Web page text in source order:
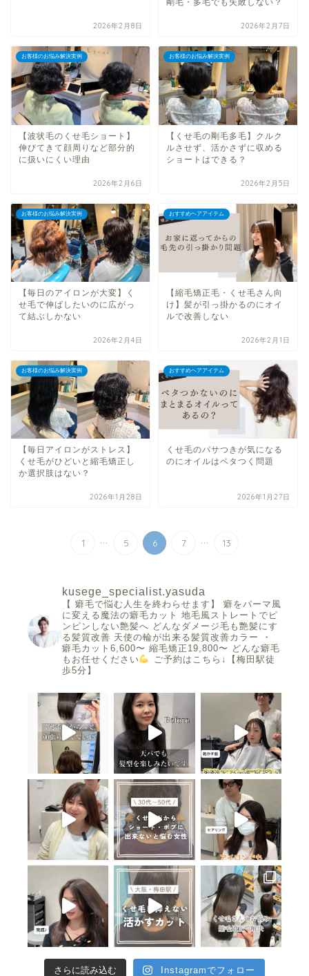
2026年2月8日
剛毛・多毛でも失敗しない？
2026年2月7日
お客様のお悩み解決実例
【波状毛のくせ毛ショート】
伸びてきて顔周りなど部分的
に扱いにくい理由
2026年2月6日
お客様のお悩み解決実例
【くせ毛の剛毛多毛】クルク
ルさせず、活かさずに収める
ショートはできる？
2026年2月5日
お客様のお悩み解決実例
【毎日のアイロンが大変】く
せ毛で伸ばしたいのに広がっ
て結ぶしかない
2026年2月4日
おすすめヘアアイテム
【縮毛矯正毛・くせ毛さん向
け】髪が引っ掛かるのにオイ
ルで改善しない
2026年2月1日
お客様のお悩み解決実例
【毎日アイロンがストレス】
くせ毛がひどいと縮毛矯正し
か選択肢はない？
2026年1月28日
おすすめヘアアイテム
くせ毛のパサつきが気になる
のにオイルはベタつく問題
2026年1月27日
1 ... 5 6 7 ... 13
kusege_specialist.yasuda
【 癖毛で悩む人生を終わらせます】
癖をパーマ風
に変える魔法の癖毛カット 地毛風ストレートでピ
ンピンしない艶髪へ どんなダメージ毛も艶髪にす
る髪質改善 天使の輪が出来る髪質改善カラー
・
癖毛カット6,600〜 縮毛矯正19,800〜 どんな癖毛
もお任せください
ご予約はこちら↓【梅田駅徒
歩5分】
さらに読み込む Instagramでフォロー